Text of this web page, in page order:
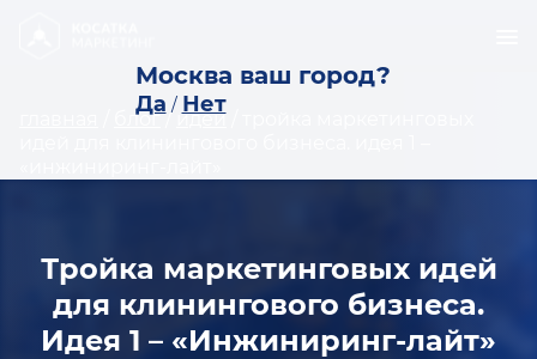
Москва ваш город?
Да / Нет
блог / идеи
Тройка маркетинговых идей
для клинингового бизнеса.
Идея 1 – «Инжиниринг-лайт»